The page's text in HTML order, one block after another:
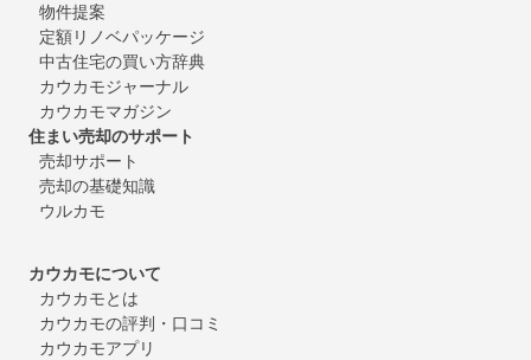
物件提案
定額リノベパッケージ
中古住宅の買い方辞典
カウカモジャーナル
カウカモマガジン
住まい売却のサポート
売却サポート
売却の基礎知識
ウルカモ
カウカモについて
カウカモとは
カウカモの評判・口コミ
カウカモアプリ